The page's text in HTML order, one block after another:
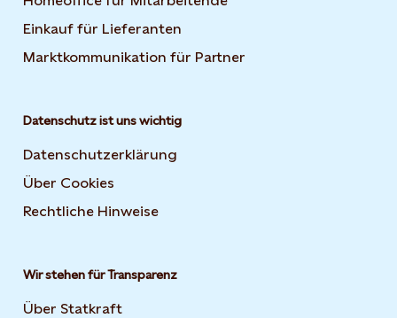
Einkauf für Lieferanten
Marktkommunikation für Partner
Datenschutz ist uns wichtig
Datenschutzerklärung
Über Cookies
Rechtliche Hinweise
Wir stehen für Transparenz
Über Statkraft